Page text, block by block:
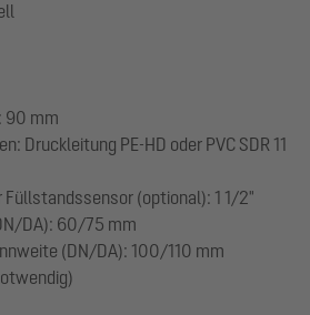
90 mm
Druckleitung PE-HD oder PVC SDR 11
(optional): 1 1/2"
DA): 60/75 mm
(DN/DA): 100/110 mm